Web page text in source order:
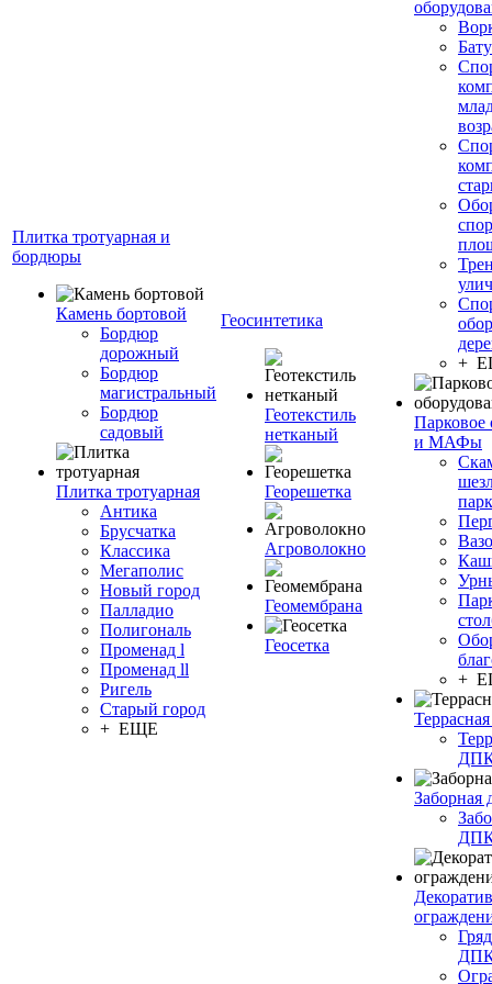
Плитка тротуарная и
бордюры
Камень бортовой
Бордюр
дорожный
Бордюр
магистральный
Бордюр
садовый
Плитка тротуарная
Антика
Брусчатка
Классика
Мегаполис
Новый город
Палладио
Полигональ
Променад l
Променад ll
Ригель
Старый город
+ ЕЩЕ
Геосинтетика
Геотекстиль
нетканый
Георешетка
Агроволокно
Геомембрана
Геосетка
+
Парковое
и МАФы
+
Заборная